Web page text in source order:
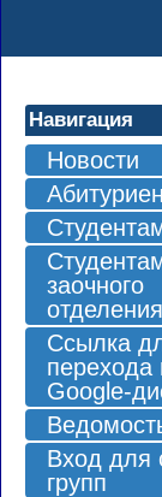
Навигация
Новости
заочного
отделения
Ссылка
перехода
Google-
Вход для
групп